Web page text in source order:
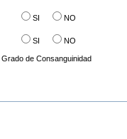
SI NO
SI NO
de Consanguinidad